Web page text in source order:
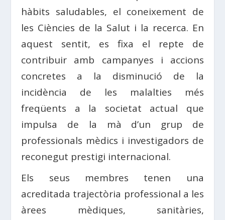
hàbits saludables, el coneixement de
les Ciències de la Salut i la recerca. En
aquest sentit, es fixa el repte de
contribuir amb campanyes i accions
concretes a la disminució de la
incidència de les malalties més
freqüents a la societat actual que
impulsa de la mà d’un grup de
professionals mèdics i investigadors de
reconegut prestigi internacional.
Els seus membres tenen una
acreditada trajectòria professional a les
àrees mèdiques, sanitàries,